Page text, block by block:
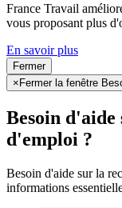
France Travail
vous proposant plus
En savoir plus
Fermer
× Fermer la fenêtre
Besoin
d'emploi ?
Besoin d'aide sur la
informations